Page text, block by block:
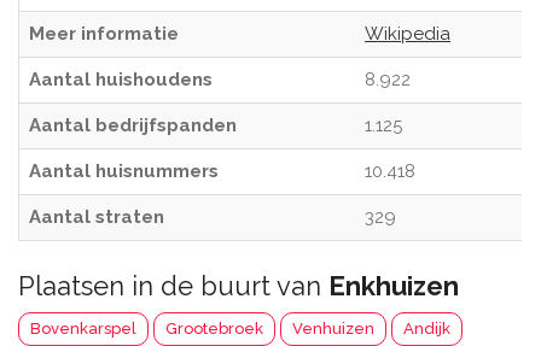
Meer informatie Wikipedia
Aantal huishoudens 8.922
Aantal bedrijfspanden 1.125
Aantal huisnummers 10.418
Aantal straten 329
Plaatsen in de buurt van Enkhuizen
Bovenkarspel Grootebroek Venhuizen Andijk